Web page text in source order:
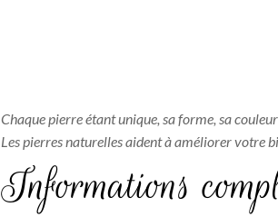
Chaque pierre étant unique, sa forme, sa
Les pierres naturelles aident à améliorer votre
Informations